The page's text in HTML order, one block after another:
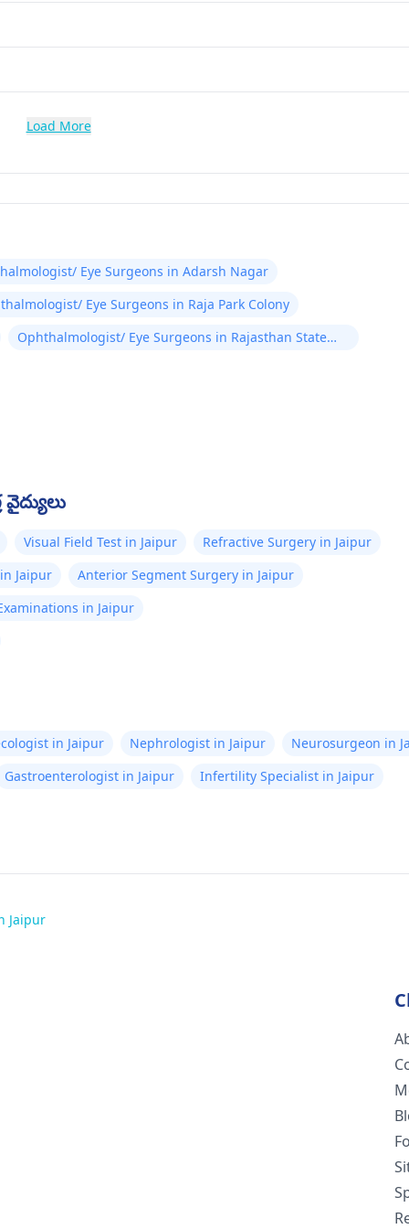
Load More
Eye Surgeons in Adarsh Nagar
Eye Surgeons in Raja Park Colony
Ophthalmologist/ Eye Surgeons in Rajasthan State
Visual Field Test in Jaipur
Refractive Surgery in Jaipur
Jaipur
Anterior Segment Surgery in Jaipur
in Jaipur
in Jaipur Nephrologist in Jaipur
Neurosurgeon in
Gastroenterologist in Jaipur
Infertility Specialist in Jaipur
Jaipur